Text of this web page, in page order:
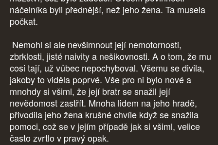
náčelníka byli přednější, než jeho žena. Ta musela
počkat.
Nemohl si ale nevšimnout její nemotornosti,
zbrklosti, jisté naivity a nešikovnosti. A o tom, že mu
cosi tají, už vůbec nepochyboval. Všemu se divila,
jakoby to viděla poprvé. Vše pro ni bylo nové a
mnohdy si všiml, že její bratr se snažil její
nevědomost zastřít. Mnoha lidem na jeho hradě,
přivodila jeho žena krušné chvíle když se snažila
pomoci, což se v jejím případě jak si všiml, velice
často zvrtlo v pravý opak.